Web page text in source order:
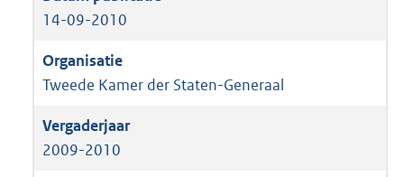
14-09-2010
Tweede Kamer der Staten-Generaal
2009-2010